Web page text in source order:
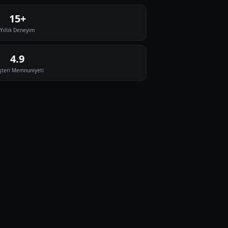
15+
Yıllık Deneyim
4.9
Memnuniyeti